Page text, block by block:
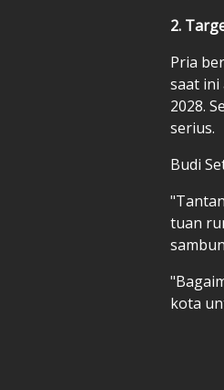
2.
Pria
saat ini
2028.
serius.
Budi
tuan
kota